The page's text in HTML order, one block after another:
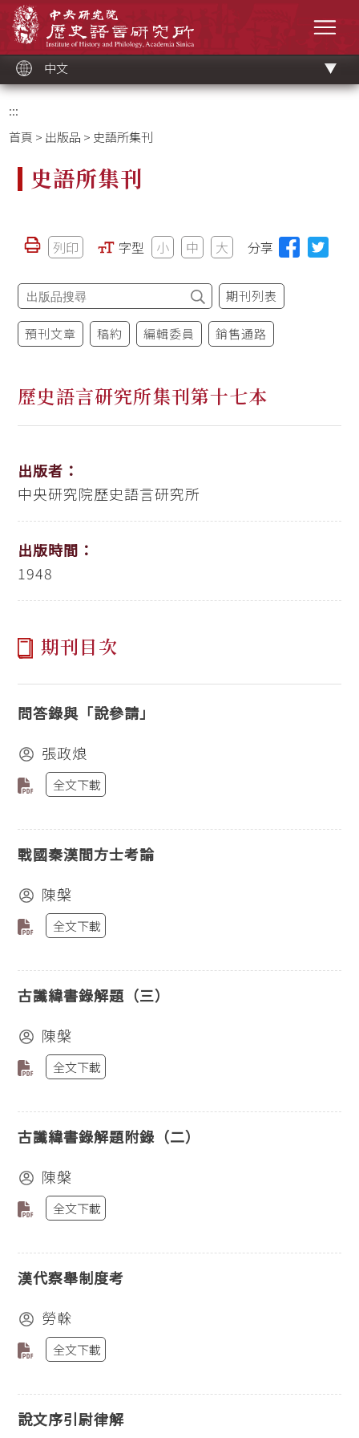
中文
:::
首頁 > 出版品 > 史語所集刊
史語所集刊
列印 字型 小 中 大 分享
期刊列表
預刊文章 稿約 編輯委員 銷售通路
歷史語言研究所集刊第十七本
出版者：
中央研究院歷史語言研究所
出版時間：
1948
期刊目次
問答錄與「說參請」
張政烺
全文下載
戰國秦漢間方士考論
陳槃
全文下載
古讖緯書錄解題（三）
陳槃
全文下載
古讖緯書錄解題附錄（二）
陳槃
全文下載
漢代察舉制度考
勞榦
全文下載
說文序引尉律解